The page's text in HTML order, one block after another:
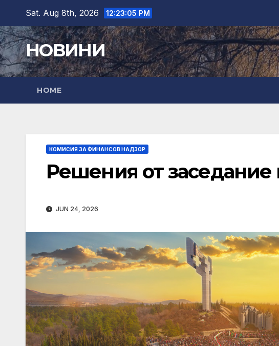
content
Sat. Aug 8th, 2026 12:23:06 PM
НОВИНИ
HOME
КОМИСИЯ ЗА ФИНАНСОВ НАДЗОР
Решения от заседание
JUN 24, 2026